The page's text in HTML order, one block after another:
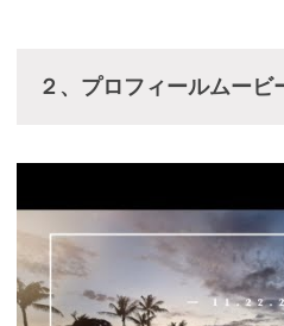
２、プロフィールムービ